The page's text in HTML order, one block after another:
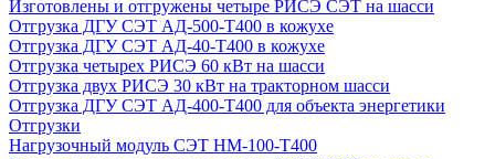
Изготовлены и отгружены четыре РИСЭ СЭТ на шасси
Отгрузка ДГУ СЭТ АД-500-Т400 в кожухе
Отгрузка ДГУ СЭТ АД-40-Т400 в кожухе
Отгрузка четырех РИСЭ 60 кВт на шасси
Отгрузка двух РИСЭ 30 кВт на тракторном шасси
Отгрузка ДГУ СЭТ АД-400-Т400 для объекта энергетики
Отгрузки
Нагрузочный модуль СЭТ НМ-100-Т400